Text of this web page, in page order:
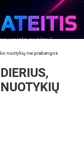
nuotykių nei prabangos